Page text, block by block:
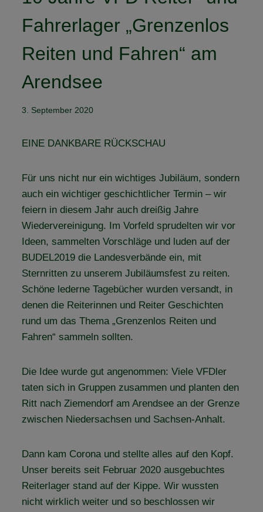
Fahrerlager „Grenzenlos
Reiten und Fahren“ am
Arendsee
3. September 2020
EINE DANKBARE RÜCKSCHAU
Für uns nicht nur ein wichtiges Jubiläum, sondern
auch ein wichtiger geschichtlicher Termin – wir
feiern in diesem Jahr auch dreißig Jahre
Wiedervereinigung. Im Vorfeld sprudelten wir vor
Ideen, sammelten Vorschläge und luden auf der
BUDEL2019 die Landesverbände ein, mit
Sternritten zu unserem Jubiläumsfest zu reiten.
Schöne lederne Tagebücher wurden versandt, in
denen die Reiterinnen und Reiter Geschichten
rund um das Thema „Grenzenlos Reiten und
Fahren“ sammeln sollten.
Die Idee wurde gut angenommen: Viele VFDler
taten sich in Gruppen zusammen und planten den
Ritt nach Ziemendorf am Arendsee an der Grenze
zwischen Niedersachsen und Sachsen-Anhalt.
Dann kam Corona und stellte alles auf den Kopf.
Unser bereits seit Februar 2020 ausgebuchtes
Reiterlager stand auf der Kippe. Wir wussten
nicht wirklich weiter und so beschlossen wir